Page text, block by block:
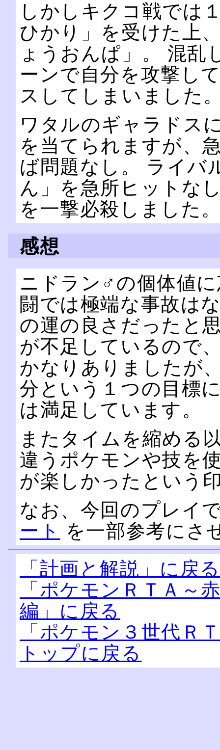
しかしキクコ戦では
ひかり」を受けた上
ょうおんぱ」。 混乱
ーンで自分を攻撃し
スしてしまいました
ワタルのギャラドス
を当てられますが、
ば問題なし。 ライバ
ん」を急所ヒットな
を一撃必殺しました
感想
ニドラン♂の個体値
闘では極端な事故は
の運の良さだったと
が不足しているので
かなりありましたが
分という１つの目標
は満足しています。
またタイムを縮める
違うポケモンや技を
が楽しかったという
なお、今回のプレイ
ート
を一部参考にさ
「計画と解説」に戻
「ポケモンＲＴＡ～
編」に戻る
「ポケモン３世代Ｒ
トップに戻る